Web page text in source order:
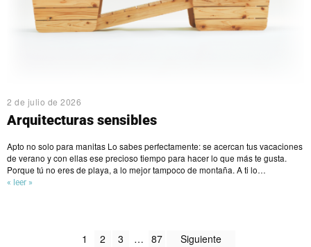
2 de julio de 2026
Arquitecturas sensibles
Apto no solo para manitas Lo sabes perfectamente: se acercan tus vacaciones
de verano y con ellas ese precioso tiempo para hacer lo que más te gusta.
Porque tú no eres de playa, a lo mejor tampoco de montaña. A ti lo…
« leer »
1 2 3 … 87 Siguiente